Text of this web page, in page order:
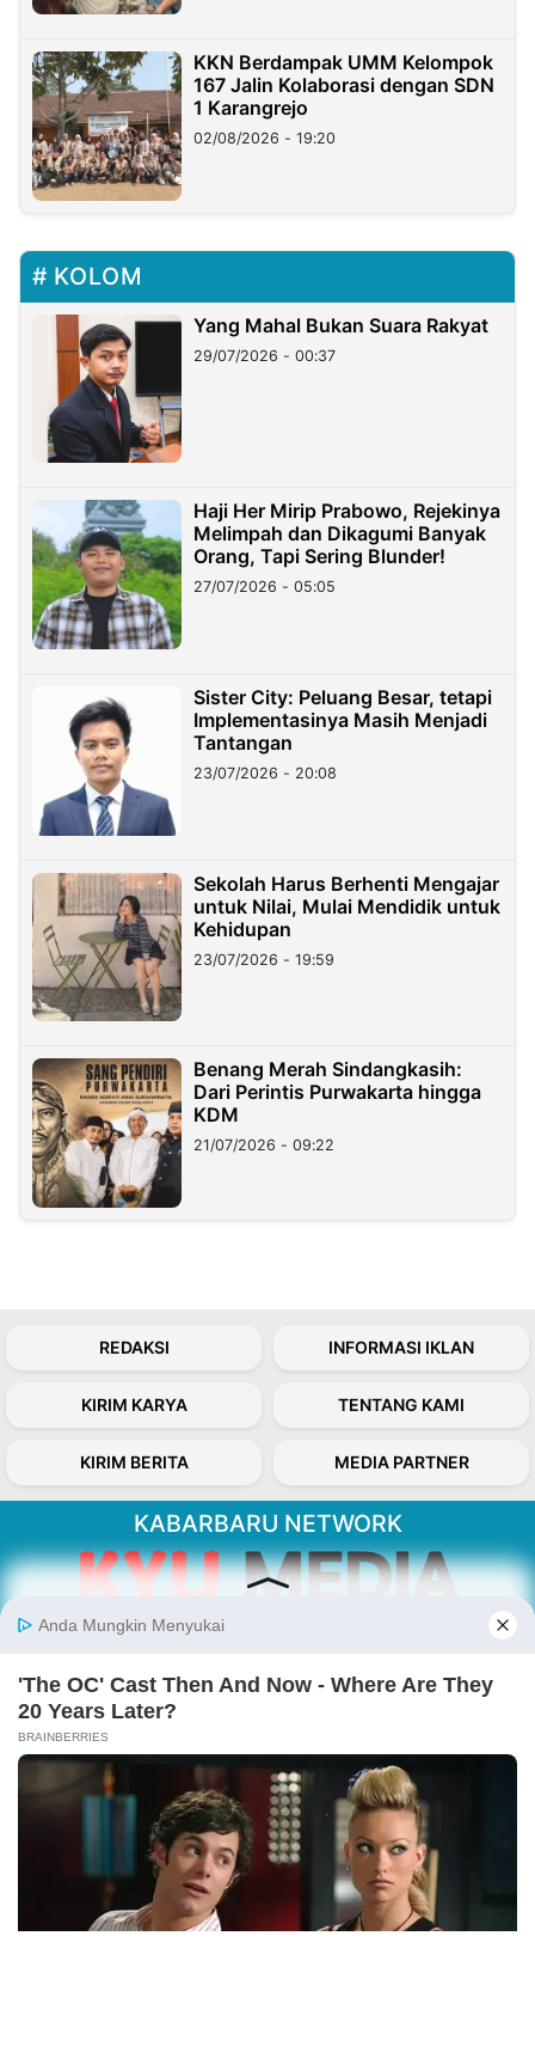
KKN Berdampak UMM Kelompok
167 Jalin Kolaborasi dengan SDN
1 Karangrejo
02/08/2026 - 19:20
KOLOM
Yang Mahal Bukan Suara Rakyat
29/07/2026 - 00:37
Haji Her Mirip Prabowo, Rejekinya
Melimpah dan Dikagumi Banyak
Orang, Tapi Sering Blunder!
27/07/2026 - 05:05
Sister City: Peluang Besar, tetapi
Implementasinya Masih Menjadi
Tantangan
23/07/2026 - 20:08
Sekolah Harus Berhenti Mengajar
untuk Nilai, Mulai Mendidik untuk
Kehidupan
23/07/2026 - 19:59
Benang Merah Sindangkasih:
Dari Perintis Purwakarta hingga
KDM
21/07/2026 - 09:22
REDAKSI INFORMASI IKLAN
KIRIM KARYA TENTANG KAMI
KIRIM BERITA MEDIA PARTNER
KABARBARU NETWORK
Kabarbaru.co menyajikan berita aktual dan
Follow Kabarbaru